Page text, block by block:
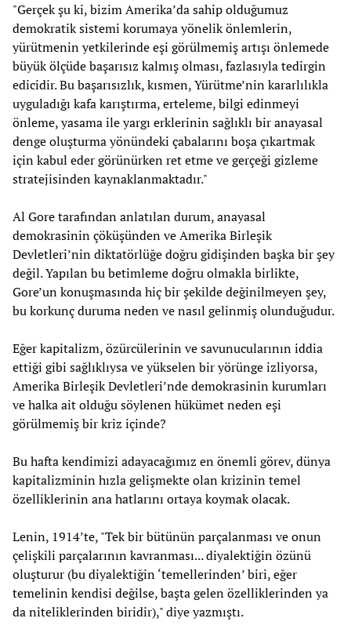
"Gerçek şu ki, bizim Amerika’da sahip olduğumuz
demokratik sistemi korumaya yönelik önlemlerin,
yürütmenin yetkilerinde eşi görülmemiş artışı önlemede
büyük ölçüde başarısız kalmış olması, fazlasıyla tedirgin
edicidir. Bu başarısızlık, kısmen, Yürütme’nin kararlılıkla
uyguladığı kafa karıştırma, erteleme, bilgi edinmeyi
önleme, yasama ile yargı erklerinin sağlıklı bir anayasal
denge oluşturma yönündeki çabalarını boşa çıkartmak
için kabul eder görünürken ret etme ve gerçeği gizleme
stratejisinden kaynaklanmaktadır."
Al Gore tarafından anlatılan durum, anayasal
demokrasinin çöküşünden ve Amerika Birleşik
Devletleri’nin diktatörlüğe doğru gidişinden başka bir şey
değil. Yapılan bu betimleme doğru olmakla birlikte,
Gore’un konuşmasında hiç bir şekilde değinilmeyen şey,
bu korkunç duruma neden ve nasıl gelinmiş olunduğudur.
Eğer kapitalizm, özürcülerinin ve savunucularının iddia
ettiği gibi sağlıklıysa ve yükselen bir yörünge izliyorsa,
Amerika Birleşik Devletleri’nde demokrasinin kurumları
ve halka ait olduğu söylenen hükümet neden eşi
görülmemiş bir kriz içinde?
Bu hafta kendimizi adayacağımız en önemli görev, dünya
kapitalizminin hızla gelişmekte olan krizinin temel
özelliklerinin ana hatlarını ortaya koymak olacak.
Lenin, 1914’te, "Tek bir bütünün parçalanması ve onun
çelişkili parçalarının kavranması... diyalektiğin özünü
oluşturur (bu diyalektiğin ‘temellerinden’ biri, eğer
temelinin kendisi değilse, başta gelen özelliklerinden ya
da niteliklerinden biridir)," diye yazmıştı.